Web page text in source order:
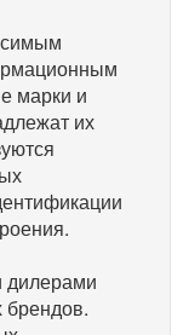
марки и
их
брендов.